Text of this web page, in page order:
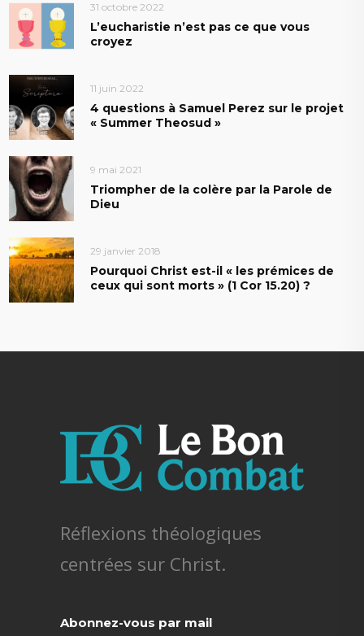
31 octobre 2022
L’eucharistie n’est pas ce que vous
croyez
11 juin 2022
4 questions à Samuel Perez sur le projet
« Summer Theosud »
9 mai 2021
Triompher de la colère par la Parole de
Dieu
29 janvier 2018
Pourquoi Christ est-il « les prémices de
ceux qui sont morts » (1 Cor 15.20) ?
Réflexions théologiques
centrées sur Christ.
Abonnez-vous par mail